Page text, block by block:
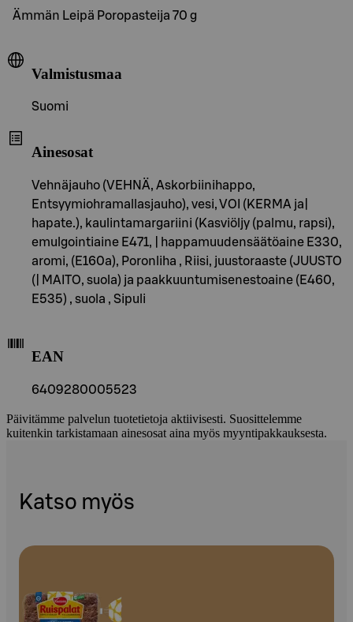
Ämmän Leipä Poropasteija 70 g
Valmistusmaa
Suomi
Ainesosat
Vehnäjauho (VEHNÄ, Askorbiinihappo,
Entsyymiohramallasjauho), vesi, VOI (KERMA ja|
hapate.), kaulintamargariini (Kasviöljy (palmu, rapsi),
emulgointiaine E471, | happamuudensäätöaine E330,
aromi, (E160a), Poronliha , Riisi, juustoraaste (JUUSTO
(| MAITO, suola) ja paakkuuntumisenestoaine (E460,
E535) , suola , Sipuli
EAN
6409280005523
Päivitämme palvelun tuotetietoja aktiivisesti. Suosittelemme
kuitenkin tarkistamaan ainesosat aina myös myyntipakkauksesta.
Katso myös